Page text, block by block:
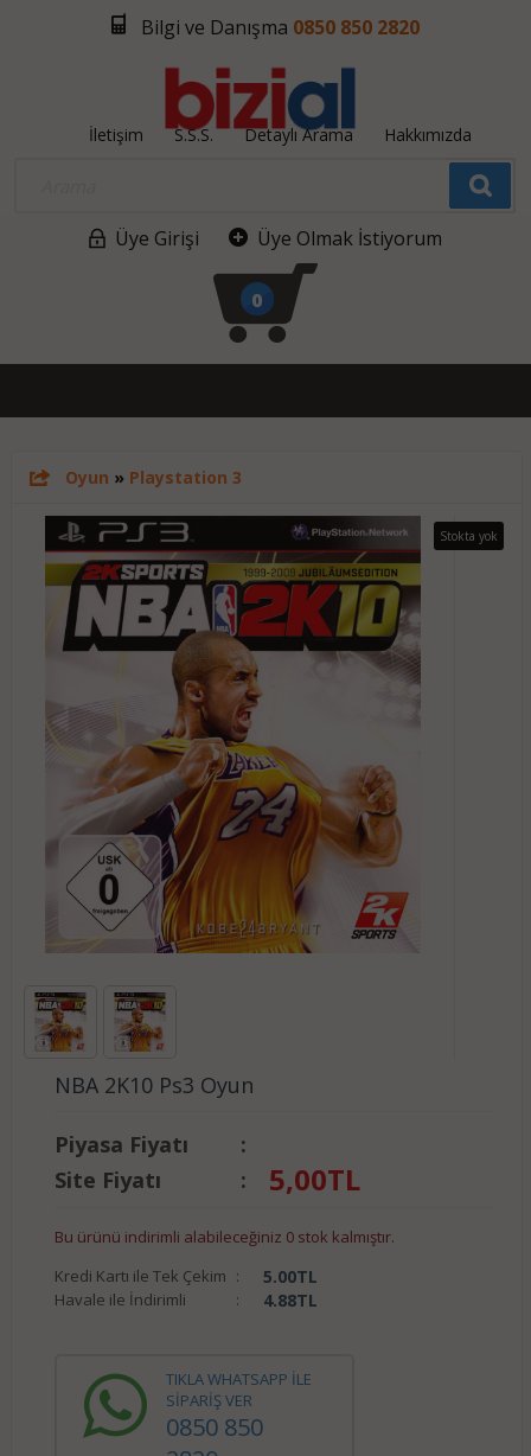
Bilgi ve Danışma 0850 850 2820
İletişim S.S.S. Detaylı Arama Hakkımızda
Üye Girişi Üye Olmak İstiyorum
0
Oyun » Playstation 3
Stokta yok
NBA 2K10 Ps3 Oyun
Piyasa Fiyatı
:
Site Fiyatı
: 5,00TL
Bu ürünü indirimli alabileceğiniz 0 stok kalmıştır.
Kredi Kartı ile Tek Çekim : 5.00TL
Havale ile İndirimli : 4.88TL
TIKLA WHATSAPP İLE
SİPARİŞ VER
0850 850